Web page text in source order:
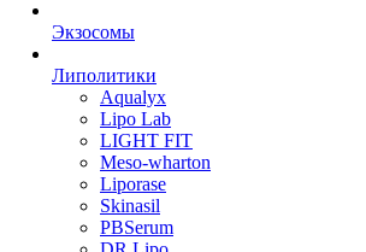
Экзосомы
Липолитики
Aqualyx
Lipo Lab
LIGHT FIT
Meso-wharton
Liporase
Skinasil
PBSerum